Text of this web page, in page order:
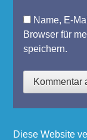
Name, E-
Browser für
speichern.
Diese Website